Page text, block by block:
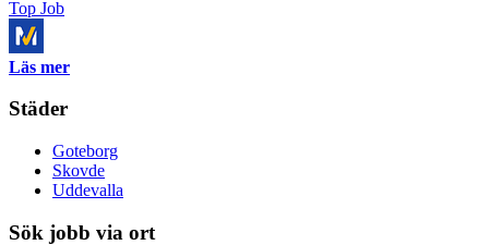
Top Job
Läs mer
Städer
Goteborg
Skovde
Uddevalla
Sök jobb via ort